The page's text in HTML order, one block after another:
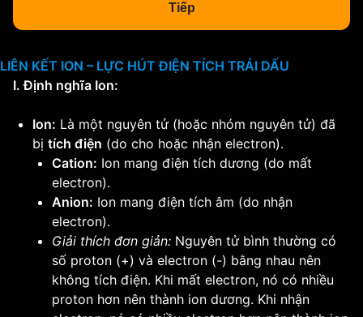
Tiếp
LIÊN KẾT ION – LỰC HÚT ĐIỆN TÍCH TRÁI DẤU
I. Định nghĩa Ion:
Ion: Là một nguyên tử (hoặc nhóm nguyên tử) đã
bị tích điện (do cho hoặc nhận electron).
Cation: Ion mang điện tích dương (do mất
electron).
Anion: Ion mang điện tích âm (do nhận
electron).
Giải thích đơn giản: Nguyên tử bình thường có
số proton (+) và electron (-) bằng nhau nên
không tích điện. Khi mất electron, nó có nhiều
proton hơn nên thành ion dương. Khi nhận